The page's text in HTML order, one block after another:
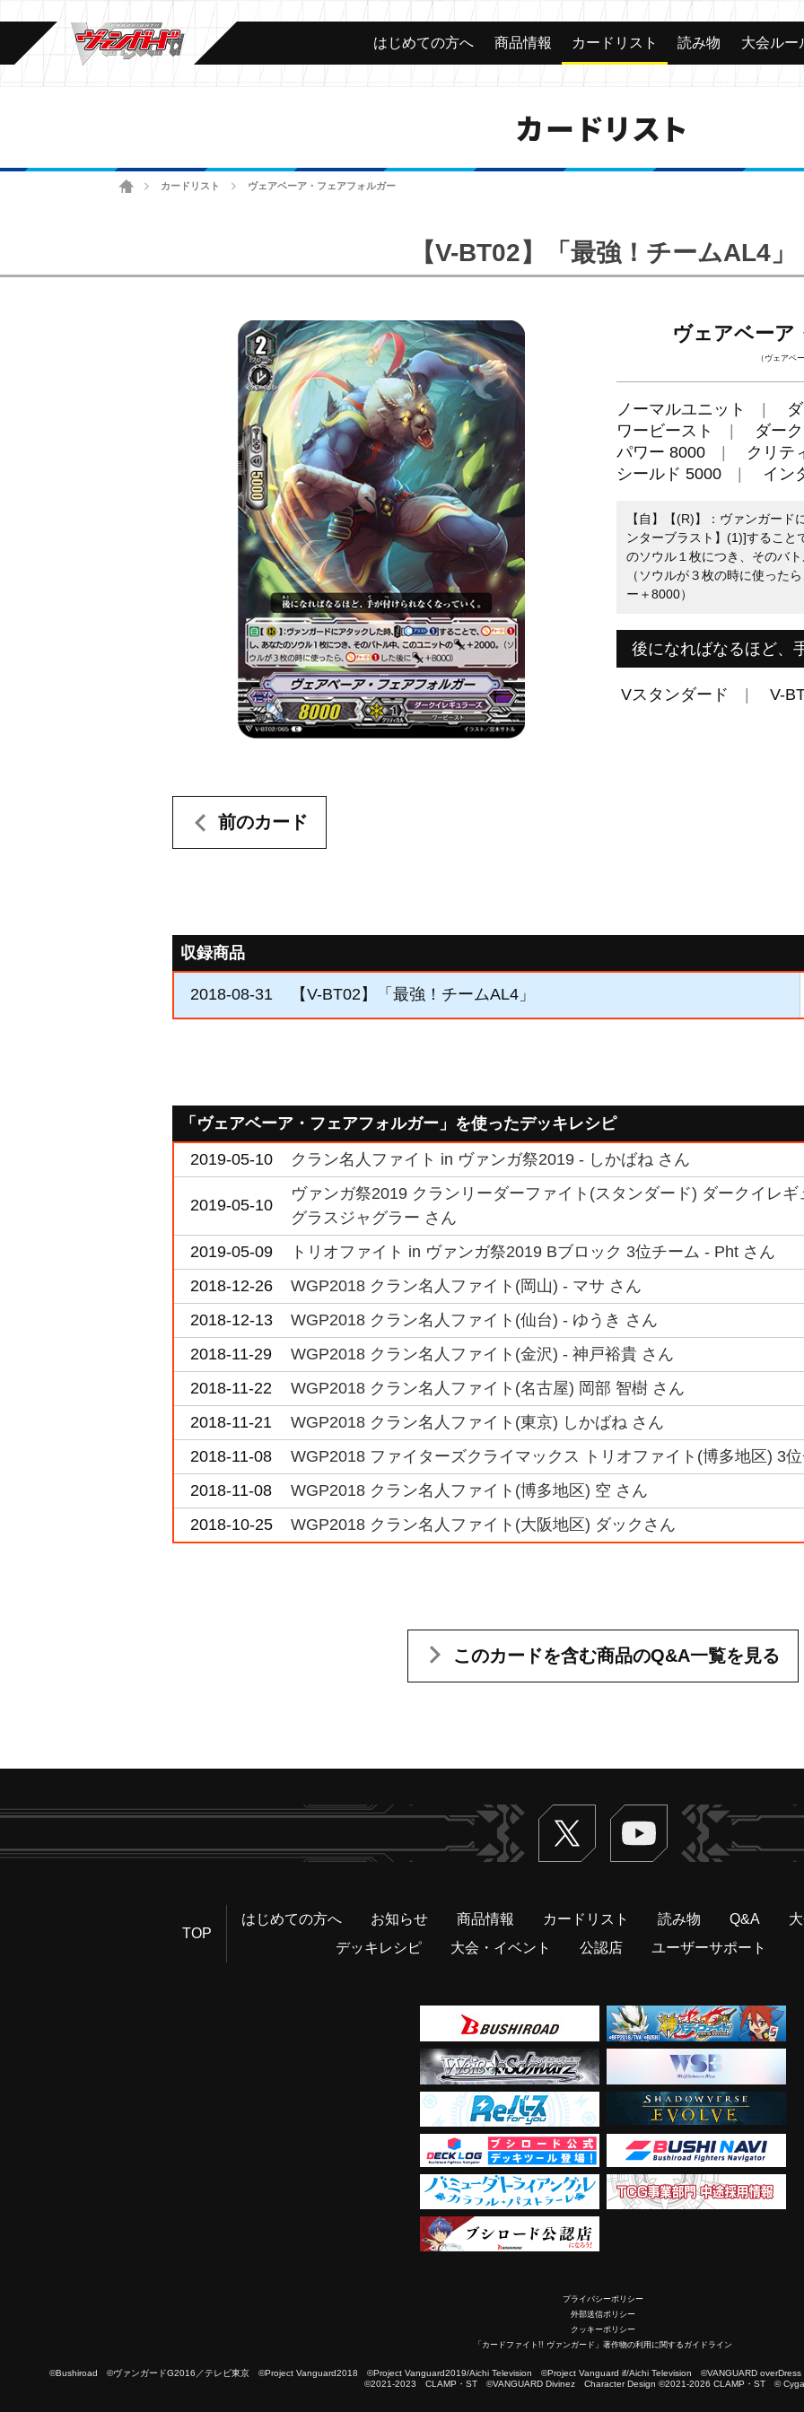
はじめての方へ 商品情報 カードリスト 読み物 大会ルー
カードリスト
ホームカードリスト ヴェアベーア・フェアフォルガー
【V-BT02】「最強！チームAL4」
ヴェアベーア
（ヴェアベ
ノーマルユニット
ワービースト
ダー
パワー 8000
クリテ
シールド 5000
イン
【自】【(R)】：ヴァンガー
ンターブラスト】(1)]すること
のソウル１枚につき、そのバ
（ソウルが３枚の時に使った
ー＋8000）
後になればなるほど、
Vスタンダード V-
前のカード
収録商品
2018-08-31 【V-BT02】「最強！チームAL4」
「ヴェアベーア・フェアフォルガー」を使ったデッキレシピ
2019-05-10
クラン名人ファイト in ヴァンガ祭2019 - しかばね さん
2019-05-10
ヴァンガ祭2019 クランリーダーファイト(スタンダード) ダークイレ
グラスジャグラー さん
2019-05-09
トリオファイト in ヴァンガ祭2019 Bブロック 3位チーム - Pht さん
2018-12-26
WGP2018 クラン名人ファイト(岡山) - マサ さん
2018-12-13
WGP2018 クラン名人ファイト(仙台) - ゆうき さん
2018-11-29
WGP2018 クラン名人ファイト(金沢) - 神戸裕貴 さん
2018-11-22
WGP2018 クラン名人ファイト(名古屋) 岡部 智樹 さん
2018-11-21
WGP2018 クラン名人ファイト(東京) しかばね さん
2018-11-08
WGP2018 ファイターズクライマックス トリオファイト(博多地区) 3
2018-11-08
WGP2018 クラン名人ファイト(博多地区) 空 さん
2018-10-25
WGP2018 クラン名人ファイト(大阪地区) ダックさん
このカードを含む商品のQ&A一覧を見る
Twitter ヴァンガードch
TOP
はじめての方へ お知らせ 商品情報 カードリスト 読み物 Q&A
デッキレシピ
大会・イベント 公認店 ユーザーサポート
プライバシーポリシー
外部送信ポリシー
クッキーポリシー
「カードファイト!! ヴァンガード」著作物の利用に関するガイドライン
©Bushiroad ©ヴァンガードG2016／テレビ東京 ©Project Vanguard2018 ©Project Vanguard2019/Aichi Television ©Project Vanguard if/Aichi Television ©VANGUARD
©2021-2023 CLAMP・ST ©VANGUARD Divinez Character Design ©2021-2026 CLAMP・ST ©